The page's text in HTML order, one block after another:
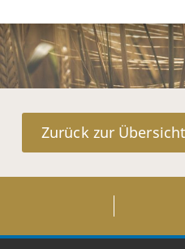
Zurück zur Übersicht